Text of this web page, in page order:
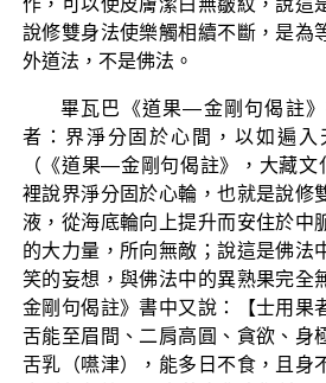
說修雙身法使樂觸相續不斷，是為
外道法，不是佛法。
畢瓦巴《道果—金剛句偈註
者：界淨分固於心間，以如遍入
（《道果—金剛句偈註》，大藏
裡說界淨分固於心輪，也就是說修
液，從海底輪向上提升而安住於中
的大力量，所向無敵；說這是佛法
笑的妄想，與佛法中的異熟果完
金剛句偈註》書中又說：【士用果
舌能至眉間、二肩高圓、貪欲、身
舌乳（嚥津），能多日不食，且